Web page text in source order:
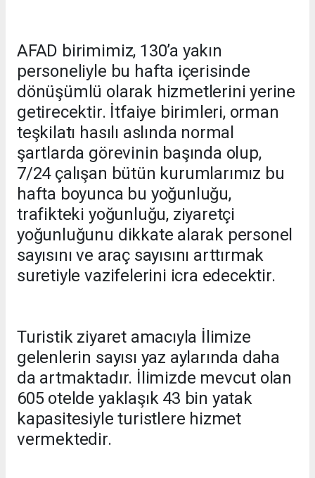
AFAD birimimiz, 130’a yakın
personeliyle bu hafta içerisinde
dönüşümlü olarak hizmetlerini yerine
getirecektir. İtfaiye birimleri, orman
teşkilatı hasılı aslında normal
şartlarda görevinin başında olup,
7/24 çalışan bütün kurumlarımız bu
hafta boyunca bu yoğunluğu,
trafikteki yoğunluğu, ziyaretçi
yoğunluğunu dikkate alarak personel
sayısını ve araç sayısını arttırmak
suretiyle vazifelerini icra edecektir.
Turistik ziyaret amacıyla İlimize
gelenlerin sayısı yaz aylarında daha
da artmaktadır. İlimizde mevcut olan
605 otelde yaklaşık 43 bin yatak
kapasitesiyle turistlere hizmet
vermektedir.